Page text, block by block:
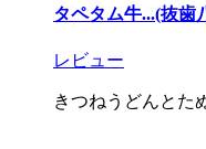
タペタム牛...(抜歯
レビュー
きつねうどんとた